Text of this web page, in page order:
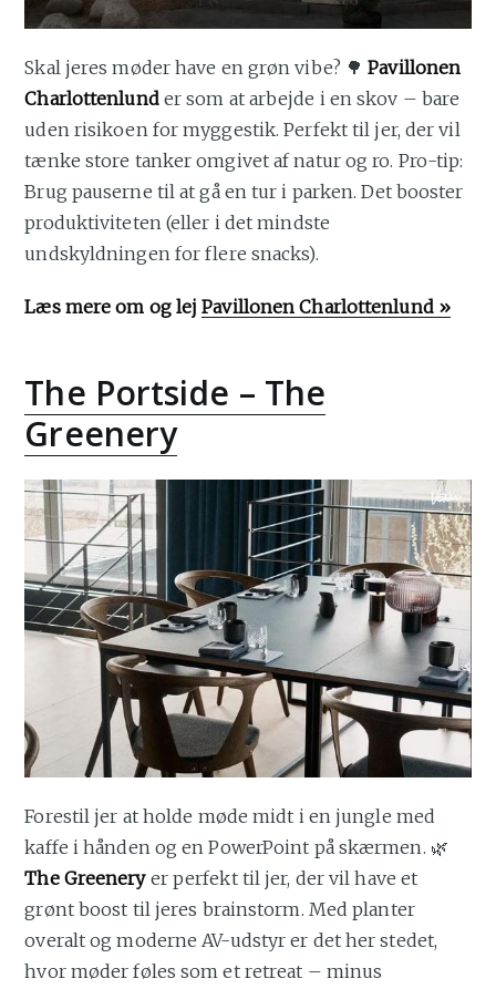
Skal jeres møder have en grøn vibe? 🌳Pavillonen
Charlottenlunder som at arbejde i en skov – bare
uden risikoen for myggestik. Perfekt til jer, der vil
tænke store tanker omgivet af natur og ro. Pro-tip:
Brug pauserne til at gå en tur i parken. Det booster
produktiviteten (eller i det mindste
undskyldningen for flere snacks).
Læs mere om og lejPavillonen Charlottenlund »
The Portside – The
Greenery
Forestil jer at holde møde midt i en jungle med
kaffe i hånden og en PowerPoint på skærmen. 🌿
The Greeneryer perfekt til jer, der vil have et
grønt boost til jeres brainstorm. Med planter
overalt og moderne AV-udstyr er det her stedet,
hvor møder føles som et retreat – minus